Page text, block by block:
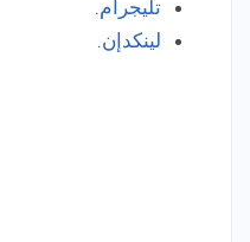
تليجرام.
لينكدإن.